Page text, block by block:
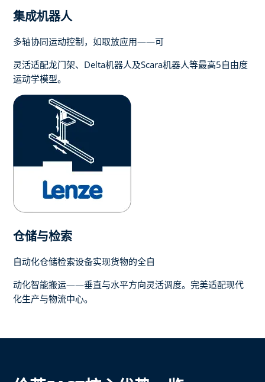
集成机器人
多轴协同运动控制，如取放应用——可
灵活适配龙门架、Delta机器人及Scara机器人等最高5自由度
运动学模型。
仓储与检索
自动化仓储检索设备实现货物的全自
动化智能搬运——垂直与水平方向灵活调度。完美适配现代
化生产与物流中心。